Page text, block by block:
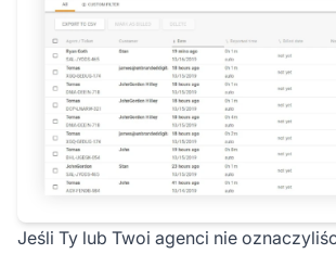
Jeśli Ty lub Twoi agenci nie